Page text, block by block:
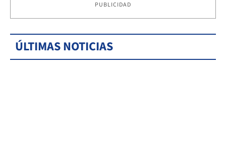
PUBLICIDAD
ÚLTIMAS NOTICIAS